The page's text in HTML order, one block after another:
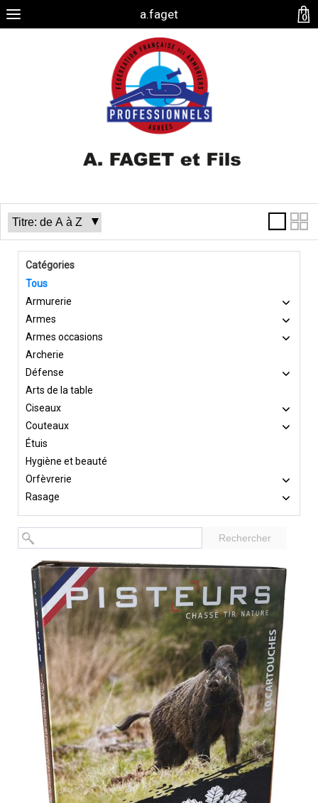
a.faget
Catégories
Tous
Armurerie
Armes
Armes occasions
Archerie
Défense
Arts de la table
Ciseaux
Couteaux
Étuis
Hygiène et beauté
Orfèvrerie
Rasage
Rechercher
0